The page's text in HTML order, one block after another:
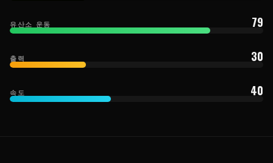
유산소 운동 79
출력 30
속도 40